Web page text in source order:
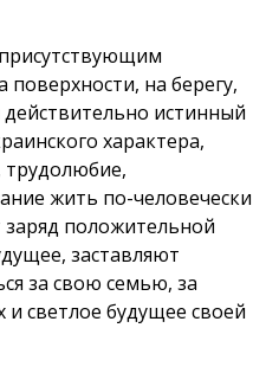
на берегу,
истинный
характера,
трудолюбие,
жить по-человечески
положительной
заставляют
за свою семью, за
светлое будущее своей